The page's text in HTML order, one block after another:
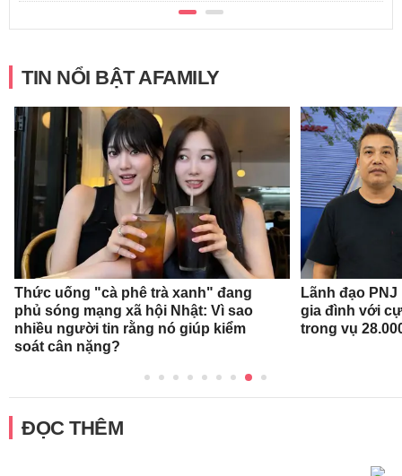
TIN NỔI BẬT AFAMILY
Thức uống "cà phê trà xanh" đang
phủ sóng mạng xã hội Nhật: Vì sao
nhiều người tin rằng nó giúp kiểm
soát cân nặng?
Lãnh đạo
gia đình với
trong vụ
ĐỌC THÊM